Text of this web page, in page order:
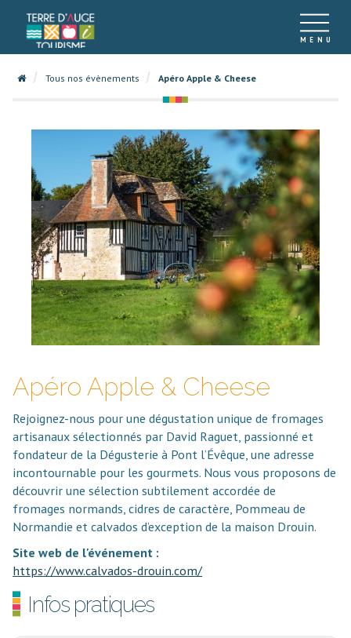
Tous nos évènements Apéro Apple & Cheese
Apéro Apple & Cheese
Rejoignez-nous pour une dégustation unique de fromages
artisanaux sélectionnés par David Raguet, passionné et
fondateur de la Dégusterie à Pont l’Évêque, une adresse
incontournable pour les gourmets. Nous vous proposons de
découvrir une sélection subtilement accordée de
fromages normands, cidres de caractère, Pommeau de
Normandie et calvados d’exception de la maison Drouin.
Site web de l'événement :
https://www.calvados-drouin.com/
Infos pratiques